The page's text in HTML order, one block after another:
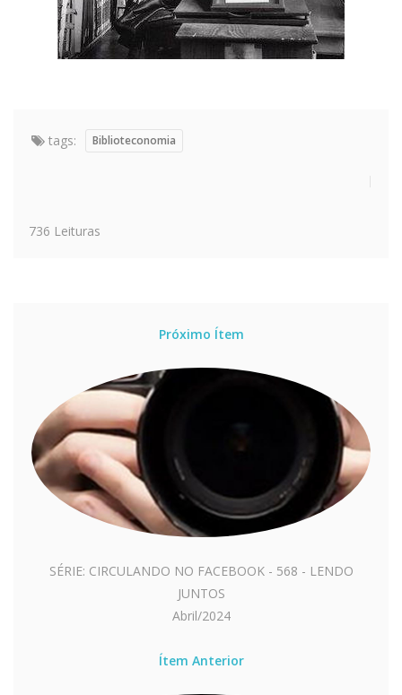
tags: Biblioteconomia
736 Leituras
Próximo Ítem
SÉRIE: CIRCULANDO NO FACEBOOK - 568 - LENDO
JUNTOS
Abril/2024
Ítem Anterior